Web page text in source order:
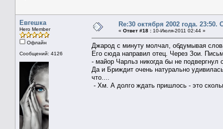
Евгешка
Hero Member
Офлайн
Сообщений: 4126
Re:30 октября 2002 года. 23:50.
« Ответ #18 : 10-Июля-2011 02:44 »
Джарод с минуту молчал, обдумывая
Его сюда направил отец. Через Зои.
- майор Чарльз никогда бы не подвергнул
Да и Бриждит очень натурально
что....
- Хм. А долго ждать пришлось - это